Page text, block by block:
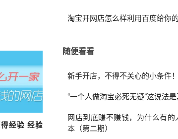
经验 经验
淘宝开网店怎么样利用百度给你
随便看看
新手开店，不得不关心的小条件！
“一个人做淘宝必死无疑”这说法是
网店到底赚不赚钱，为什么有的
本（第二期）